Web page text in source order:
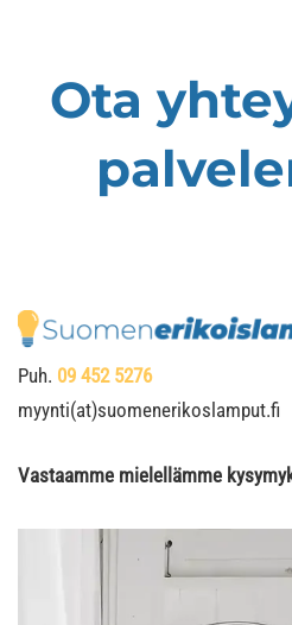
Ota
Puh. 09 452 5276
myynti(at)suomenerikoslamput.fi
Vastaamme mielellämme